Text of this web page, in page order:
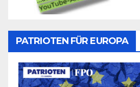
PATRIOTEN FÜR EUROPA